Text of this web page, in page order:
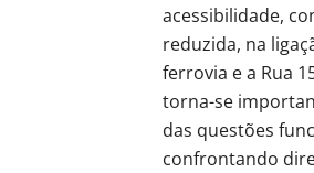
acessibilidade,
reduzida, na
ferrovia e a Rua
torna-se
das questões
confrontando